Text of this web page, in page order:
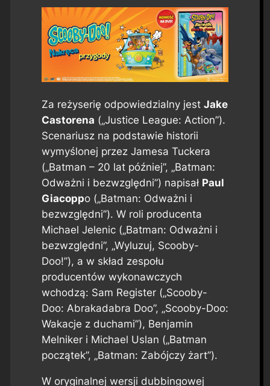
Za reżyserię odpowiedzialny jest Jake
Castorena („Justice League: Action”).
Scenariusz na podstawie historii
wymyślonej przez Jamesa Tuckera
(„Batman – 20 lat później”, „Batman:
Odważni i bezwzględni”) napisał Paul
Giacoppo („Batman: Odważni i
bezwzględni”). W roli producenta
Michael Jelenic („Batman: Odważni i
bezwzględni”, „Wyluzuj, Scooby-
Doo!”), a w skład zespołu
producentów wykonawczych
wchodzą: Sam Register („Scooby-
Doo: Abrakadabra Doo”, „Scooby-Doo:
Wakacje z duchami”), Benjamin
Melniker i Michael Uslan („Batman
początek”, „Batman: Zabójczy żart”).
W oryginalnej wersji dubbingowej